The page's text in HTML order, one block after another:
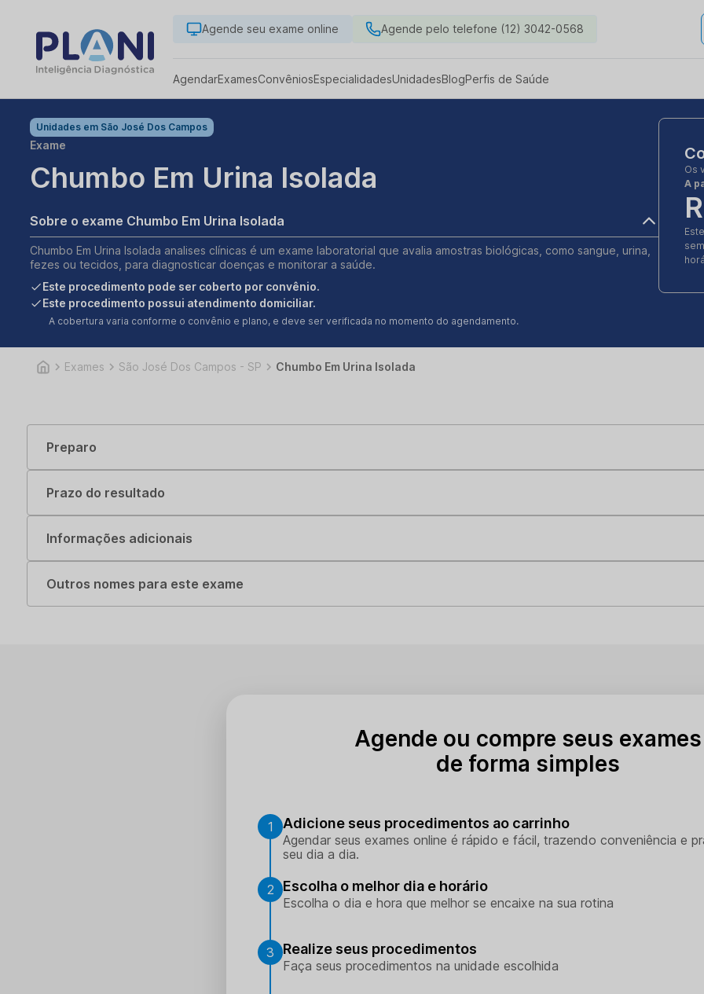
Agende seu exame online Agende pelo telefone (12) 3042-0568
AgendarExamesConvêniosEspecialidadesUnidadesBlogPerfis de Saúde
Unidades em São José Dos Campos
Exame
Chumbo Em Urina Isolada
Sobre o exame Chumbo Em Urina Isolada
Chumbo Em Urina Isolada analises clínicas é um exame laboratorial que avalia amostras biológicas, como sangue, urina,
fezes ou tecidos, para diagnosticar doenças e monitorar a saúde.
Este procedimento pode ser coberto por convênio.
Este procedimento possui atendimento domiciliar.
A cobertura varia conforme o convênio e plano, e deve ser verificada no momento do agendamento.
Os
A
Exames São José Dos Campos - SP Chumbo Em Urina Isolada
Preparo
Prazo do resultado
Informações adicionais
Outros nomes para este exame
Agende ou compre seus exames
de forma simples
1 Adicione seus procedimentos ao carrinho
Agendar seus exames online é rápido e fácil, trazendo conveniência e
seu dia a dia.
2 Escolha o melhor dia e horário
Escolha o dia e hora que melhor se encaixe na sua rotina
3 Realize seus procedimentos
Faça seus procedimentos na unidade escolhida